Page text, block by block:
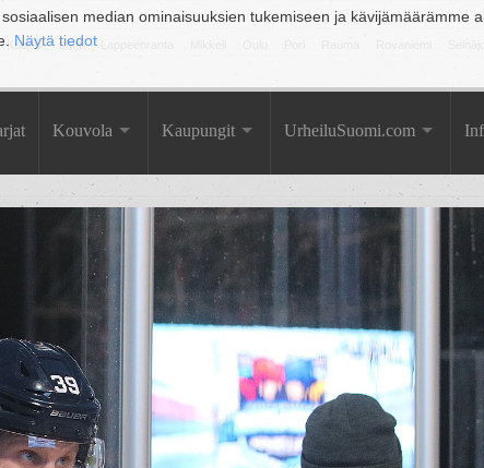
median ominaisuuksien tukemiseen ja kävijämäärämme
Näytä tiedot
Kuopio Lahti
Kouvola Kaupungit UrheiluSuomi.com